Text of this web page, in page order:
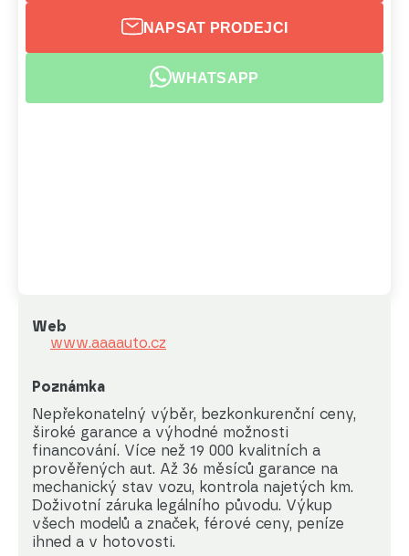
NAPSAT PRODEJCI
WHATSAPP
Web
www.aaaauto.cz
Poznámka
Nepřekonatelný výběr, bezkonkurenční ceny,
široké garance a výhodné možnosti
financování. Více než 19 000 kvalitních a
prověřených aut. Až 36 měsíců garance na
mechanický stav vozu, kontrola najetých km.
Doživotní záruka legálního původu. Výkup
všech modelů a značek, férové ceny, peníze
ihned a v hotovosti.